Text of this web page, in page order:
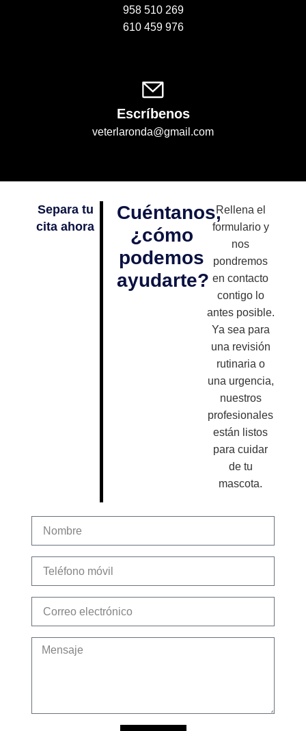
958 510 269
610 459 976
Escríbenos
veterlaronda@gmail.com
Separa tu
cita ahora
Cuéntanos,
¿cómo
podemos
ayudarte?
Rellena el
formulario y
nos
pondremos
en contacto
contigo lo
antes posible.
Ya sea para
una revisión
rutinaria o
una urgencia,
nuestros
profesionales
están listos
para cuidar
de tu
mascota.